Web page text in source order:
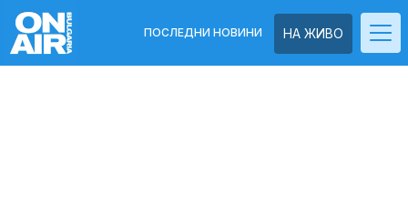
НА ЖИВО
ПОСЛЕДНИ НОВИНИ